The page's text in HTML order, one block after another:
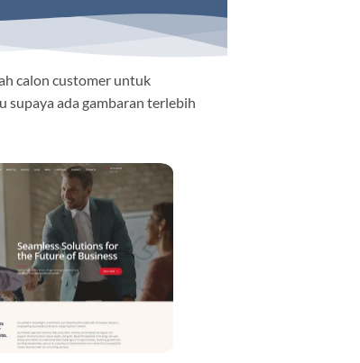
calon customer untuk
supaya ada gambaran terlebih